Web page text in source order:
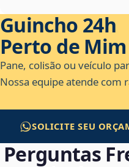
Guincho 24h
Perto de Mim
Pane, colisão ou veículo
Nossa equipe atende com
SOLICITE SEU
Perguntas